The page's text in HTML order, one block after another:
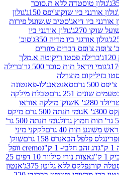
ללא ת.סוכר
שוקוצ'יפס 150ג'
גולון
דיאג'סטיב ש.שועל פירות
גולון אורגני ביו
ביו מריה 350ג'
סוכ'
דברים מוזרים
פסטו ריקוטה א.מלך
תות סוכר 500 גר'
ברילה
מוצרלה
סאנטאנג'לו-פאנטונה
טבלת מילקה
שוק' מילקה אוראו
גומי תנתה 500 גרם מיקס
גומי תנתה 500 גר'
גרם
לקקני מיני
158 גרם
שוק'
1 ק"ג
cremo וופל
אצות נורי סילוור 10 דפים 25
ללא גלוטן 375ג'
אנטון